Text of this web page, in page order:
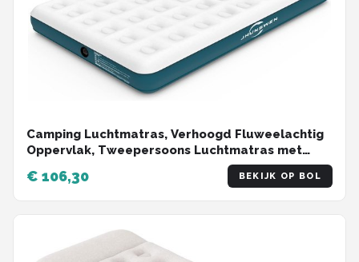
Camping Luchtmatras, Verhoogd Fluweelachtig
Oppervlak, Tweepersoons Luchtmatras met
Draagtas, Gemakkelijk op te blazen, Duurzaam
Opblaasbaar Bed, voor Reizen, Gastenbed
(Koningin zonder Pomp)
€ 106,30 BEKIJK OP BOL